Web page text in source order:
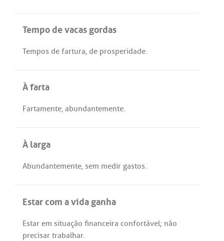
Tempo de vacas gordas
Tempos de fartura, de prosperidade.
À farta
Fartamente, abundantemente.
À larga
Abundantemente, sem medir gastos.
Estar com a vida ganha
Estar em situação financeira confortável; não
precisar trabalhar.